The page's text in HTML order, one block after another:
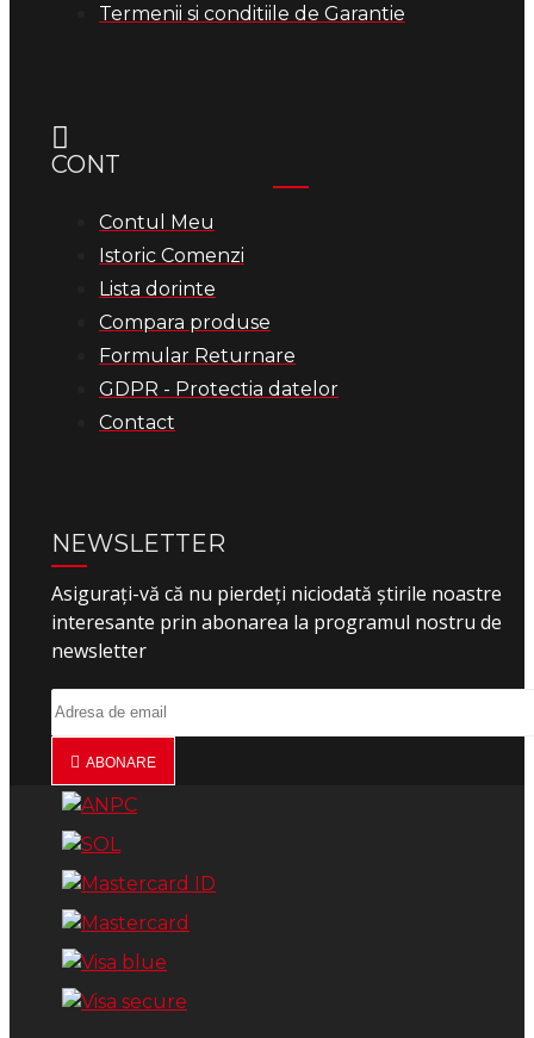
Termenii si conditiile de Garantie
CONT
Contul Meu
Istoric Comenzi
Lista dorinte
Compara produse
Formular Returnare
GDPR - Protectia datelor
Contact
NEWSLETTER
Asigurați-vă că nu pierdeți niciodată știrile noastre
interesante prin abonarea la programul nostru de
newsletter
ABONARE